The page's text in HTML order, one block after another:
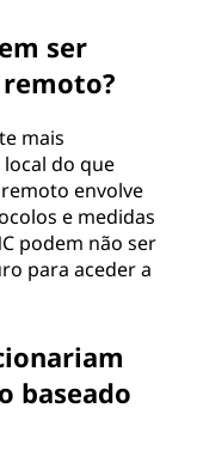
ser
mais
do que
envolve
e medidas
podem não ser
para aceder a
baseado